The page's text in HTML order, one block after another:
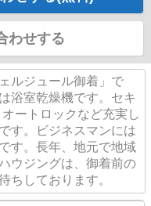
わせする
ルジュール御着」で
浴室乾燥機です。セキ
ートロックなど充実し
す。ビジネスマンには
す。長年、地元で地域
ウジングは、御着前の
ちしております。